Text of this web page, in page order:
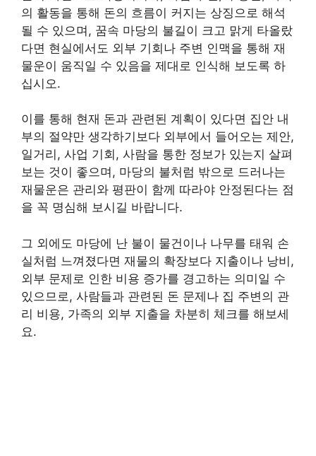
의 활동을 통해 돈의 흐름이 커지는 상징으로 해석
될 수 있으며, 꿈속 마당의 불길이 크고 맑게 타올랐
다면 현실에서도 외부 기회나 주변 인맥을 통해 재
물운이 움직일 수 있음을 제대로 인식해 보도록 하
십시오.
이를 통해 현재 돈과 관련된 계획이 있다면 집안 내
부의 절약만 생각하기보다 외부에서 들어오는 제안,
일거리, 사업 기회, 사람을 통한 정보가 있는지 살펴
보는 것이 좋으며, 마당의 불처럼 밖으로 드러나는
재물운은 관리와 평판이 함께 따라야 안정된다는 점
을 꼭 명심해 보시길 바랍니다.
그 외에도 마당에 난 불이 물건이나 나무를 태워 손
실처럼 느껴졌다면 재물의 확장보다 지출이나 낭비,
외부 문제로 인한 비용 증가를 경고하는 의미일 수
있으므로, 사람들과 관련된 돈 문제나 집 주변의 관
리 비용, 가족의 외부 지출을 차분히 체크를 해보세
요.